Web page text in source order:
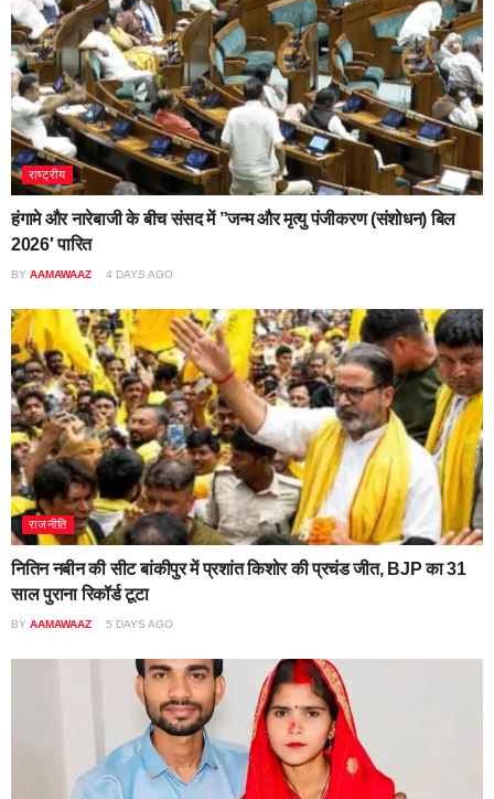
राष्ट्रीय
हंगामे और नारेबाजी के बीच संसद में ”जन्म और मृत्यु पंजीकरण (संशोधन) बिल
2026′ पारित
BY AAMAWAAZ 4 DAYS AGO
राजनीति
नितिन नबीन की सीट बांकीपुर में प्रशांत किशोर की प्रचंड जीत, BJP का 31
साल पुराना रिकॉर्ड टूटा
BY AAMAWAAZ 5 DAYS AGO